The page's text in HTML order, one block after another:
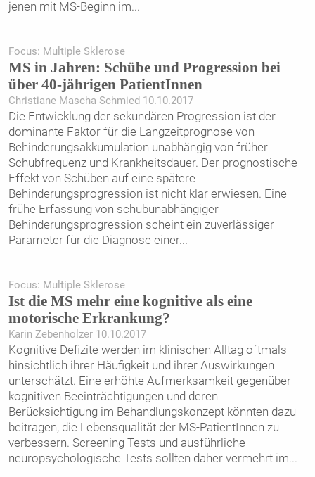
jenen mit MS-Beginn im...
Focus: Multiple Sklerose
MS in Jahren: Schübe und Progression bei
über 40-jährigen PatientInnen
Christiane Mascha Schmied 10.10.2017
Die Entwicklung der sekundären Progression ist der
dominante Faktor für die Langzeitprognose von
Behinderungsakkumulation unabhängig von früher
Schubfrequenz und Krankheitsdauer. Der prognostische
Effekt von Schüben auf eine spätere
Behinderungsprogression ist nicht klar erwiesen. Eine
frühe Erfassung von schubunabhängiger
Behinderungsprogression scheint ein zuverlässiger
Parameter für die Diagnose einer...
Focus: Multiple Sklerose
Ist die MS mehr eine kognitive als eine
motorische Erkrankung?
Karin Zebenholzer 10.10.2017
Kognitive Defizite werden im klinischen Alltag oftmals
hinsichtlich ihrer Häufigkeit und ihrer Auswirkungen
unterschätzt. Eine erhöhte Aufmerksamkeit gegenüber
kognitiven Beeinträchtigungen und deren
Berücksichtigung im Behandlungskonzept könnten dazu
beitragen, die Lebensqualität der MS-PatientInnen zu
verbessern. Screening Tests und ausführliche
neuropsychologische Tests sollten daher vermehrt im...